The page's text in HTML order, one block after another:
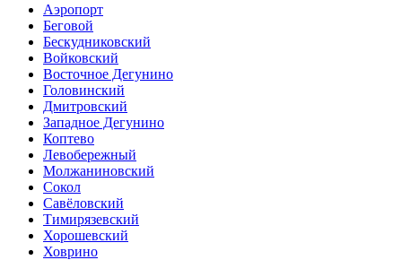
Аэропорт
Беговой
Бескудниковский
Войковский
Восточное Дегунино
Головинский
Дмитровский
Западное Дегунино
Коптево
Левобережный
Молжаниновский
Сокол
Савёловский
Тимирязевский
Хорошевский
Ховрино